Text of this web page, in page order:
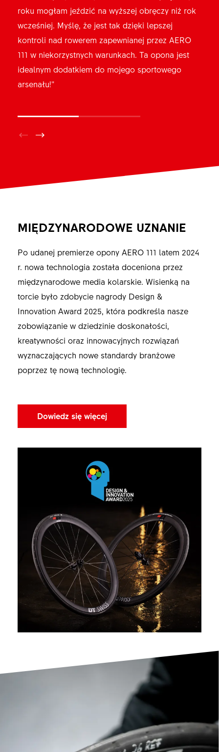
roku mogłam jeździć na wyższej obręczy niż rok
wcześniej. Myślę, że jest tak dzięki lepszej
kontroli nad rowerem zapewnianej przez AERO
111 w niekorzystnych warunkach. Ta opona jest
idealnym dodatkiem do mojego sportowego
arsenału!”
używasz tej opony, najzwyczajniej tracisz
przewagę. Co więcej, opona świetnie sobie radzi
pod względem płynności jazdy i przyczepności w
zakrętach.”
MIĘDZYNARODOWE UZNANIE
Po udanej premierze opony AERO 111 latem 2024
r. nowa technologia została doceniona przez
międzynarodowe media kolarskie. Wisienką na
torcie było zdobycie nagrody Design &
Innovation Award 2025, która podkreśla nasze
zobowiązanie w dziedzinie doskonałości,
kreatywności oraz innowacyjnych rozwiązań
wyznaczających nowe standardy branżowe
poprzez tę nową technologię.
Dowiedz się więcej